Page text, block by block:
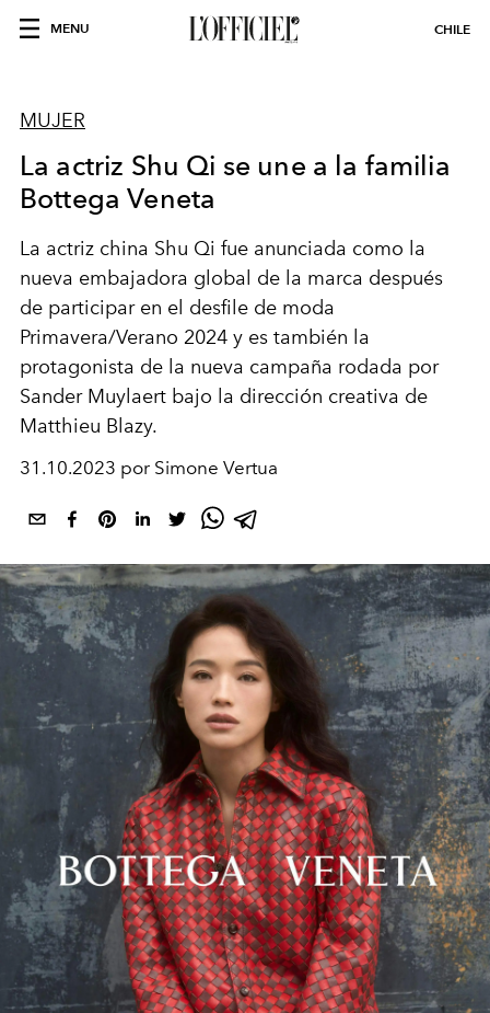
MENU CHILE
MUJER
La actriz Shu Qi se une a la familia
Bottega Veneta
La actriz china Shu Qi fue anunciada como la
nueva embajadora global de la marca después
de participar en el desfile de moda
Primavera/Verano 2024 y es también la
protagonista de la nueva campaña rodada por
Sander Muylaert bajo la dirección creativa de
Matthieu Blazy.
31.10.2023 por Simone Vertua